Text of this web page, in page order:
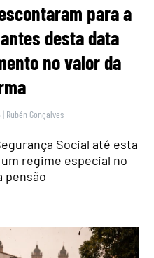
para a
desta data
no valor da
| Rubén Gonçalves
Social até esta
regime especial no
pensão